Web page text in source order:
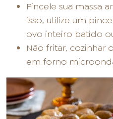
Pincele sua massa
isso, utilize um
ovo inteiro batido
Não fritar, cozinhar
em forno